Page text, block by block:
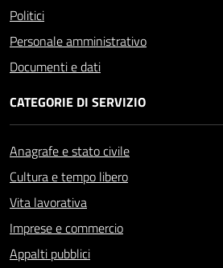
Politici
Personale amministrativo
Documenti e dati
CATEGORIE DI SERVIZIO
Anagrafe e stato civile
Cultura e tempo libero
Vita lavorativa
Imprese e commercio
Appalti pubblici